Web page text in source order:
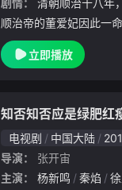
剧情：
顺治帝的董爱妃因此一
生而决意出家。此时，
。危急之际，孝庄太后
立即播放
知否知否应是绿肥红
电视剧 中国大陆
导演：
张开宙
主演：
杨新鸣 秦焰